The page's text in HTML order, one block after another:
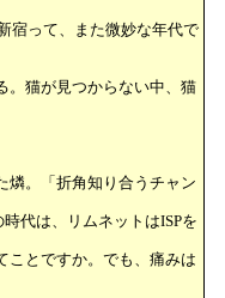
宿って、また微妙な年代で
猫が見つからない中、猫
燐。「折角知り合うチャン
代は、リムネットはISPを
とですか。でも、痛みは